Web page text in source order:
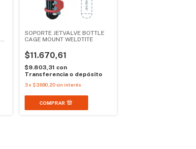
SOPORTE JETVALVE BOTTLE
CAGE MOUNT WELDTITE
$11.670,61
$9.803,31 con
Transferencia o depósito
3x $3.890,20 sin interés